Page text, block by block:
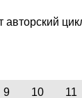
9 10 11